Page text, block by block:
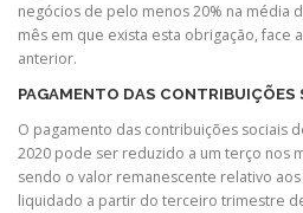
negócios de pelo menos 20% na média
mês em que exista esta obrigação, face
anterior.
PAGAMENTO DAS CONTRIBUIÇÕES
O pagamento das contribuições sociais
2020 pode ser reduzido a um terço nos
sendo o valor remanescente relativo
liquidado a partir do terceiro trimestre